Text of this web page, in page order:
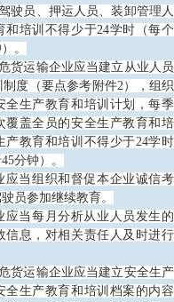
驶员、押运人员、装卸管理人
和培训不得少于24学时（每个
。
货运输企业应当建立从业人员
度（要点参考附件2），组织
全生产教育和培训计划，每季
覆盖全员的安全生产教育和培
产教育和培训不得少于24学时
分钟）。
应当组织和督促本企业诚信考
员参加继续教育。
应当每月分析从业人员发生的
信息，对相关责任人及时进行
货运输企业应当建立安全生产
全生产教育和培训档案的内容